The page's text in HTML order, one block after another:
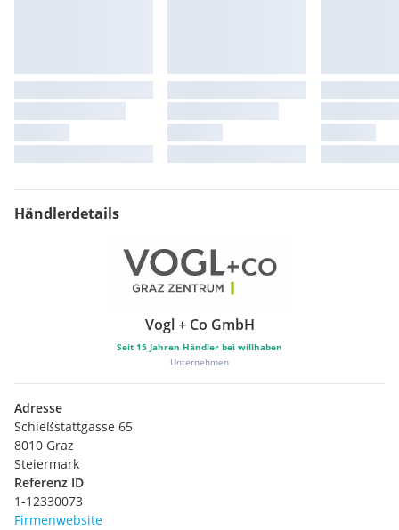
Chrom-Applikationen an Spiegeleinstell- und
Fensterheberschaltern
Handbremshebelgriff in Leder
LED-Innenleuchten mit Abschaltverzögerung und
Dimmfunktion
Sitzheizung
Nebelscheinwerfer
Einparkhilfe vorne
Einparkhilfe Sensoren hinten
Händlerdetails
Vogl + Co GmbH
Seit 15 Jahren Händler bei willhaben
Unternehmen
Adresse
Schießstattgasse 65
8010 Graz
Steiermark
Referenz ID
1-12330073
Firmenwebsite